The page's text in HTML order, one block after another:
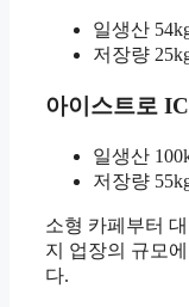
일생산
저장량
아이스트로
일생산
저장량
소형 카페부터
지 업장의 규모
다.